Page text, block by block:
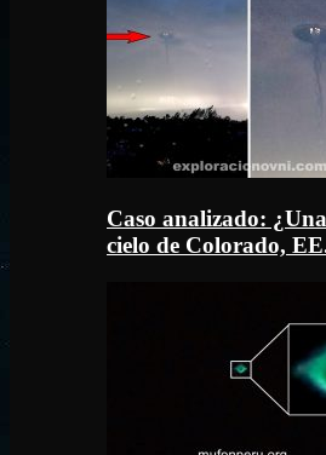
Caso analizado:
cielo de Colorado,